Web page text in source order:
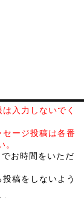
入力しないでく
ージ投稿は各番
お時間をいただ
稿をしないよう